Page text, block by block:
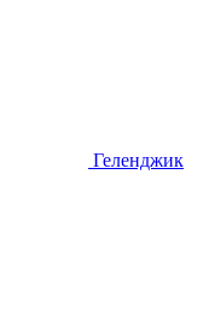
Геленджик